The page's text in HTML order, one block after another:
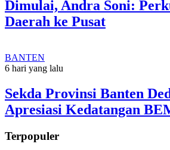
Dimulai, Andra Soni:
Daerah ke Pusat
BANTEN
6 hari yang lalu
Sekda Provinsi Banten
Apresiasi Kedatangan
Terpopuler